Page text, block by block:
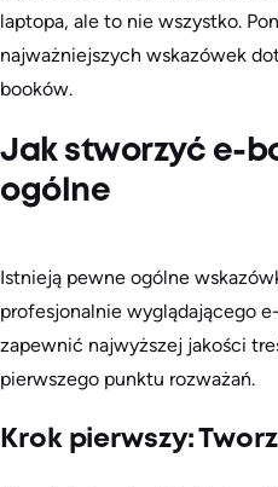
laptopa, ale to nie wszystko.
najważniejszych wskazówek
booków.
Jak stworzyć e-
ogólne
Istnieją pewne ogólne
profesjonalnie wyglądającego
zapewnić najwyższej jakości
pierwszego punktu rozważań.
Krok pierwszy: